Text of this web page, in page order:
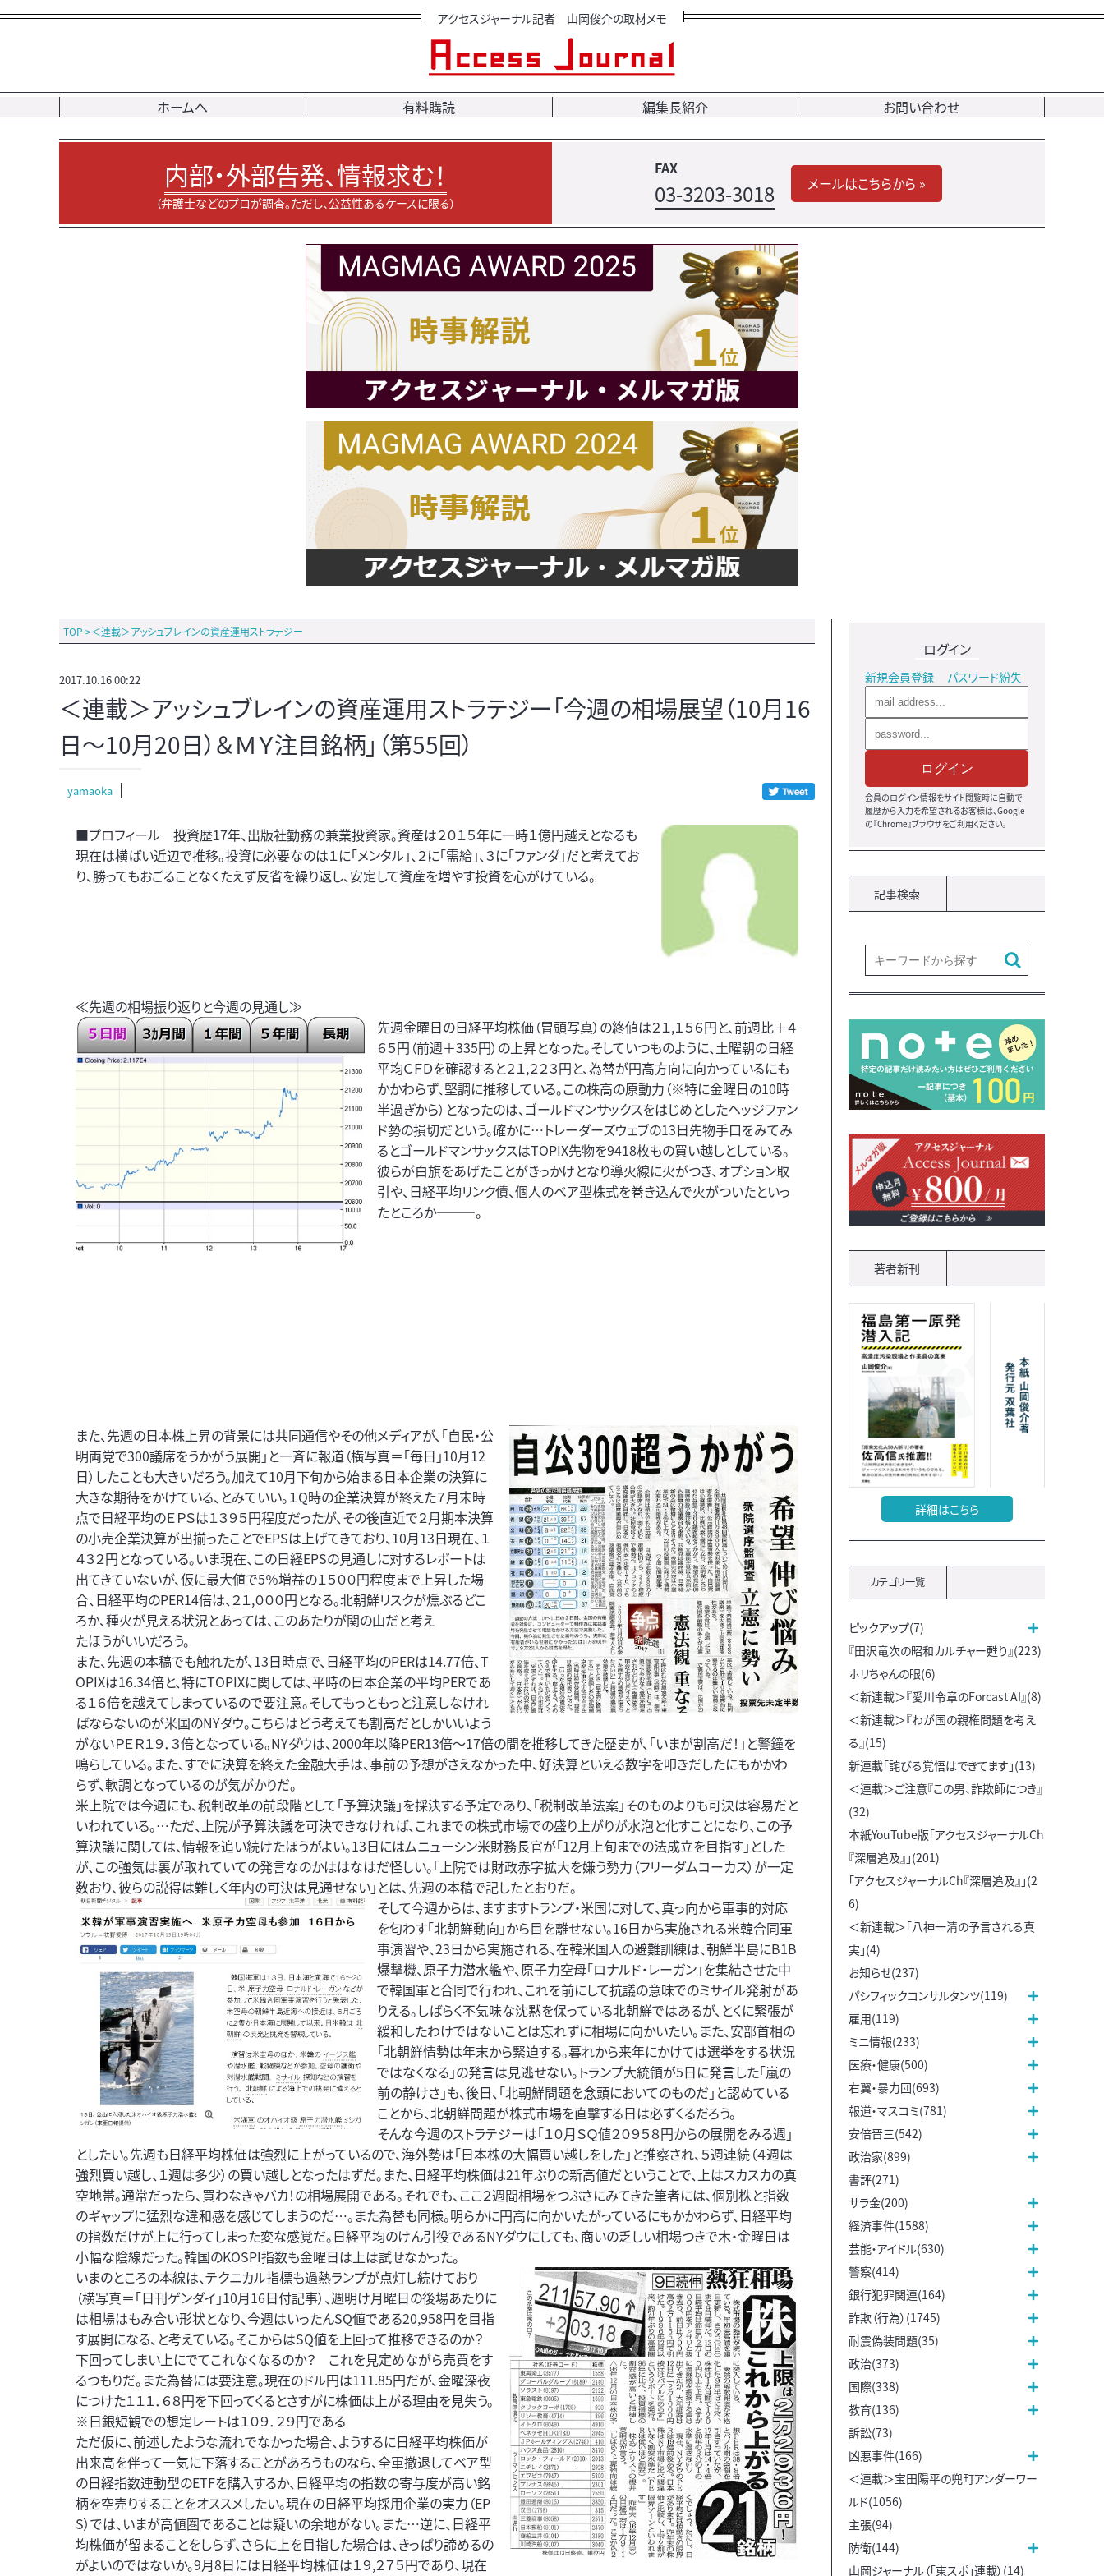
アクセスジャーナル記者 山岡俊介の取材メモ
ホームへ 有料購読 編集長紹介 お問い合わせ
内部・外部告発、情報求む！
（弁護士などのプロが調査。ただし、公益性あるケースに限る）
FAX
03-3203-3018 メールはこちらから »
TOP >＜連載＞アッシュブレインの資産運用ストラテジー
2017.10.16 00:22
＜連載＞アッシュブレインの資産運用ストラテジー「今週の相場展望（10月16
日～10月20日）＆ＭＹ注目銘柄」（第55回）
yamaoka
■プロフィール 投資歴17年、出版社勤務の兼業投資家。資産は２０１５年に一時１億円越えとなるも
現在は横ばい近辺で推移。投資に必要なのは１に「メンタル」、２に「需給」、３に「ファンダ」だと考えてお
り、勝ってもおごることなくたえず反省を繰り返し、安定して資産を増やす投資を心がけている。
≪先週の相場振り返りと今週の見通し≫
先週金曜日の日経平均株価（冒頭写真）の終値は２１,１５６円と、前週比＋４
６５円（前週＋335円）の上昇となった。そしていつものように、土曜朝の日経
平均ＣＦＤを確認すると２１,２２３円と、為替が円高方向に向かっているにも
かかわらず、堅調に推移している。この株高の原動力（※特に金曜日の10時
半過ぎから）となったのは、ゴールドマンサックスをはじめとしたヘッジファン
ド勢の損切だという。確かに…トレーダーズウェブの13日先物手口をみてみ
るとゴールドマンサックスはTOPIX先物を9418枚もの買い越しとしている。
彼らが白旗をあげたことがきっかけとなり導火線に火がつき、オプション取
引や、日経平均リンク債、個人のベア型株式を巻き込んで火がついたといっ
たところか―――。
また、先週の日本株上昇の背景には共同通信やその他メディアが、「自民・公
明両党で300議席をうかがう展開」と一斉に報道（横写真＝「毎日」10月12
日）したことも大きいだろう。加えて10月下旬から始まる日本企業の決算に
大きな期待をかけている、とみていい。１Q時の企業決算が終えた７月末時
点で日経平均のＥＰＳは１３９５円程度だったが、その後直近で２月期本決算
の小売企業決算が出揃ったことでEPSは上げてきており、10月13日現在、１
４３２円となっている。いま現在、この日経EPSの見通しに対するレポートは
出てきていないが、仮に最大値で5％増益の１５００円程度まで上昇した場
合、日経平均のPER14倍は、２１,０００円となる。北朝鮮リスクが燻ぶるどこ
ろか、種火が見える状況とあっては、このあたりが関の山だと考え
たほうがいいだろう。
また、先週の本稿でも触れたが、13日時点で、日経平均のPERは14.77倍、T
OPIXは16.34倍と、特にTOPIXに関しては、平時の日本企業の平均PERであ
る１６倍を越えてしまっているので要注意。そしてもっともっと注意しなけれ
ばならないのが米国のNYダウ。こちらはどう考えても割高だとしかいいよう
がないＰＥＲ１９．３倍となっている。NYダウは、2000年以降PER13倍～17倍の間を推移してきた歴史が、「いまが割高だ！」と警鐘を
鳴らしている。また、すでに決算を終えた金融大手は、事前の予想がさえなかった中、好決算といえる数字を叩きだしたにもかかわ
らず、軟調となっているのが気がかりだ。
米上院では今週にも、税制改革の前段階として「予算決議」を採決する予定であり、「税制改革法案」そのものよりも可決は容易だと
いわれている。…ただ、上院が予算決議を可決できなければ、これまでの株式市場での盛り上がりが水泡と化すことになり、この予
算決議に関しては、情報を追い続けたほうがよい。13日にはムニューシン米財務長官が「12月上旬までの法成立を目指す」とした
が、この強気は裏が取れていての発言なのかははなはだ怪しい。「上院では財政赤字拡大を嫌う勢力（フリーダムコーカス）が一定
数おり、彼らの説得は難しく年内の可決は見通せない」とは、先週の本稿で記したとおりだ。
そして今週からは、ますますトランプ・米国に対して、真っ向から軍事的対応
を匂わす「北朝鮮動向」から目を離せない。16日から実施される米韓合同軍
事演習や、23日から実施される、在韓米国人の避難訓練は、朝鮮半島にB1B
爆撃機、原子力潜水艦や、原子力空母「ロナルド・レーガン」を集結させた中
で韓国軍と合同で行われ、これを前にして抗議の意味でのミサイル発射があ
りえる。しばらく不気味な沈黙を保っている北朝鮮ではあるが、とくに緊張が
緩和したわけではないことは忘れずに相場に向かいたい。また、安部首相の
「北朝鮮情勢は年末から緊迫する。暮れから来年にかけては選挙をする状況
ではなくなる」の発言は見逃せない。トランプ大統領が5日に発言した「嵐の
前の静けさ」も、後日、「北朝鮮問題を念頭においてのものだ」と認めている
ことから、北朝鮮問題が株式市場を直撃する日は必ずくるだろう。
そんな今週のストラテジーは「１０月ＳＱ値２０９５８円からの展開をみる週」
としたい。先週も日経平均株価は強烈に上がっているので、海外勢は「日本株の大幅買い越しをした」と推察され、５週連続（４週は
強烈買い越し、１週は多少）の買い越しとなったはずだ。また、日経平均株価は21年ぶりの新高値だということで、上はスカスカの真
空地帯。通常だったら、買わなきゃバカ！の相場展開である。それでも、ここ２週間相場をつぶさにみてきた筆者には、個別株と指数
のギャップに猛烈な違和感を感じてしまうのだ…。また為替も同様。明らかに円高に向かいたがっているにもかかわらず、日経平均
の指数だけが上に行ってしまった変な感覚だ。日経平均のけん引役であるNYダウにしても、商いの乏しい相場つきで木・金曜日は
小幅な陰線だった。韓国のKOSPI指数も金曜日は上は試せなかった。
いまのところの本線は、テクニカル指標も過熱ランプが点灯し続けており
（横写真＝「日刊ゲンダイ」10月16日付記事）、週明け月曜日の後場あたりに
は相場はもみ合い形状となり、今週はいったんSQ値である20,958円を目指
す展開になる、と考えている。そこからはSQ値を上回って推移できるのか？
下回ってしまい上にでてこれなくなるのか？ これを見定めながら売買をす
るつもりだ。また為替には要注意。現在のドル円は111.85円だが、金曜深夜
につけた１１１．６８円を下回ってくるとさすがに株価は上がる理由を見失う。
※日銀短観での想定レートは１０９．２９円である
ただ仮に、前述したような流れでなかった場合、ようするに日経平均株価が
出来高を伴って一気に下落することがあろうものなら、全軍撤退してベア型
の日経指数連動型のETFを購入するか、日経平均の指数の寄与度が高い銘
柄を空売りすることをオススメしたい。現在の日経平均採用企業の実力（EP
S）では、いまが高値圏であることは疑いの余地がない。また…逆に、日経平
均株価が留まることをしらず、さらに上を目指した場合は、きっぱり諦めるの
がよいのではないか。9月8日には日経平均株価は１９,２７５円であり、現在
ログイン
新規会員登録 パスワード紛失
ログイン
会員のログイン情報をサイト閲覧時に自動で
履歴から入力を希望されるお客様は、Google
の『Chrome』ブラウザをご利用ください。
記事検索
著者新刊
詳細はこちら
カテゴリ一覧
ピックアップ(7)
『田沢竜次の昭和カルチャー甦り』(223)
ホリちゃんの眼(6)
＜新連載＞『愛川令章のForcast AI』(8)
＜新連載＞『わが国の親権問題を考え
る』(15)
新連載「詫びる覚悟はできてます」(13)
＜連載＞ご注意『この男、詐欺師につき』
(32)
本紙YouTube版「アクセスジャーナルCh
『深層追及』」(201)
「アクセスジャーナルCh『深層追及』」(2
6)
＜新連載＞「八神一清の予言される真
実」(4)
お知らせ(237)
パシフィックコンサルタンツ(119)
雇用(119)
ミニ情報(233)
医療・健康(500)
右翼・暴力団(693)
報道・マスコミ(781)
安倍晋三(542)
政治家(899)
書評(271)
サラ金(200)
経済事件(1588)
芸能・アイドル(630)
警察(414)
銀行犯罪関連(164)
詐欺（行為）(1745)
耐震偽装問題(35)
政治(373)
国際(338)
教育(136)
訴訟(73)
凶悪事件(166)
＜連載＞宝田陽平の兜町アンダーワー
ルド(1056)
主張(94)
防衛(144)
山岡ジャーナル（「東スポ」連載）(14)